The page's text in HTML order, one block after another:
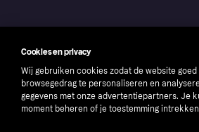
Cookies en privacy
Wij gebruiken cookies zodat de website
browsegedrag te personaliseren en
gegevens met onze advertentiepartners. Je
moment beheren of je toestemming